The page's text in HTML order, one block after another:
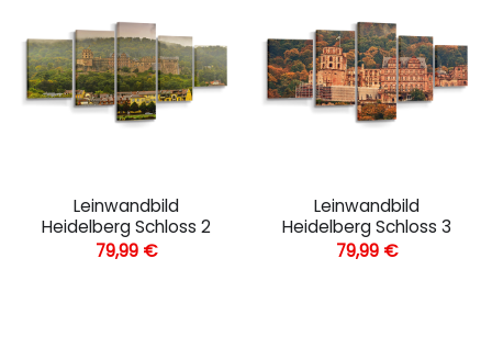
Leinwandbild
Heidelberg Schloss 2
79,99 €
Leinwandbild
Heidelberg Schloss 3
79,99 €